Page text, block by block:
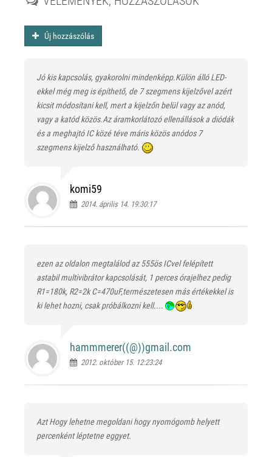
Új hozzászólás
Jó kis kapcsolás, gyakorolni mindenképp.Külön álló LED-
ekkel még meg is építhető, de 7 szegmens kijelzővel azért
kicsit módosítani kell, mert a kijelzőn belül vagy az anód,
vagy a katód közös.Az áramkorlátozó ellenállások a diódák
és a meghajtó IC közé téve máris közös anódos 7
szegmens kijelző használható.
komi59
2014. április 14. 19:30:17
ezen az oldalon megtalálod az 555ös ICvel felépített
astabil multivibrátor kapcsolását, 1 perces órajelhez pedig
R1=180k, R2=2k C=470uF,természetesen más értékekkel is
ki lehet hozni, csak próbálkozni kell....
hammmerer((@))gmail.com
2012. október 15. 12:23:24
Azt Hogy lehetne megoldani hogy nyomógomb helyett
percenként léptetne eggyet.